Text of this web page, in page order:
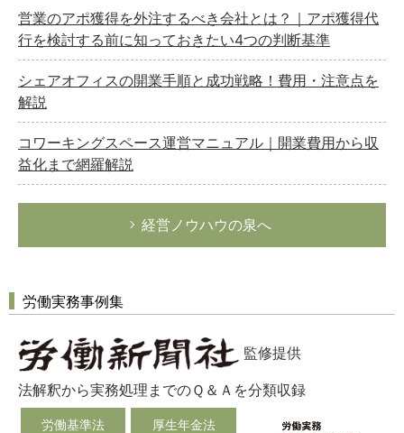
営業のアポ獲得を外注するべき会社とは？｜アポ獲得代
行を検討する前に知っておきたい4つの判断基準
シェアオフィスの開業手順と成功戦略！費用・注意点を
解説
コワーキングスペース運営マニュアル｜開業費用から収
益化まで網羅解説
経営ノウハウの泉へ
労働実務事例集
監修提供
法解釈から実務処理までのＱ＆Ａを分類収録
労働基準法 厚生年金法